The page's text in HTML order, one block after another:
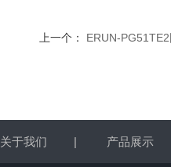
上一个： ERUN-
关于我们 | 产品展示